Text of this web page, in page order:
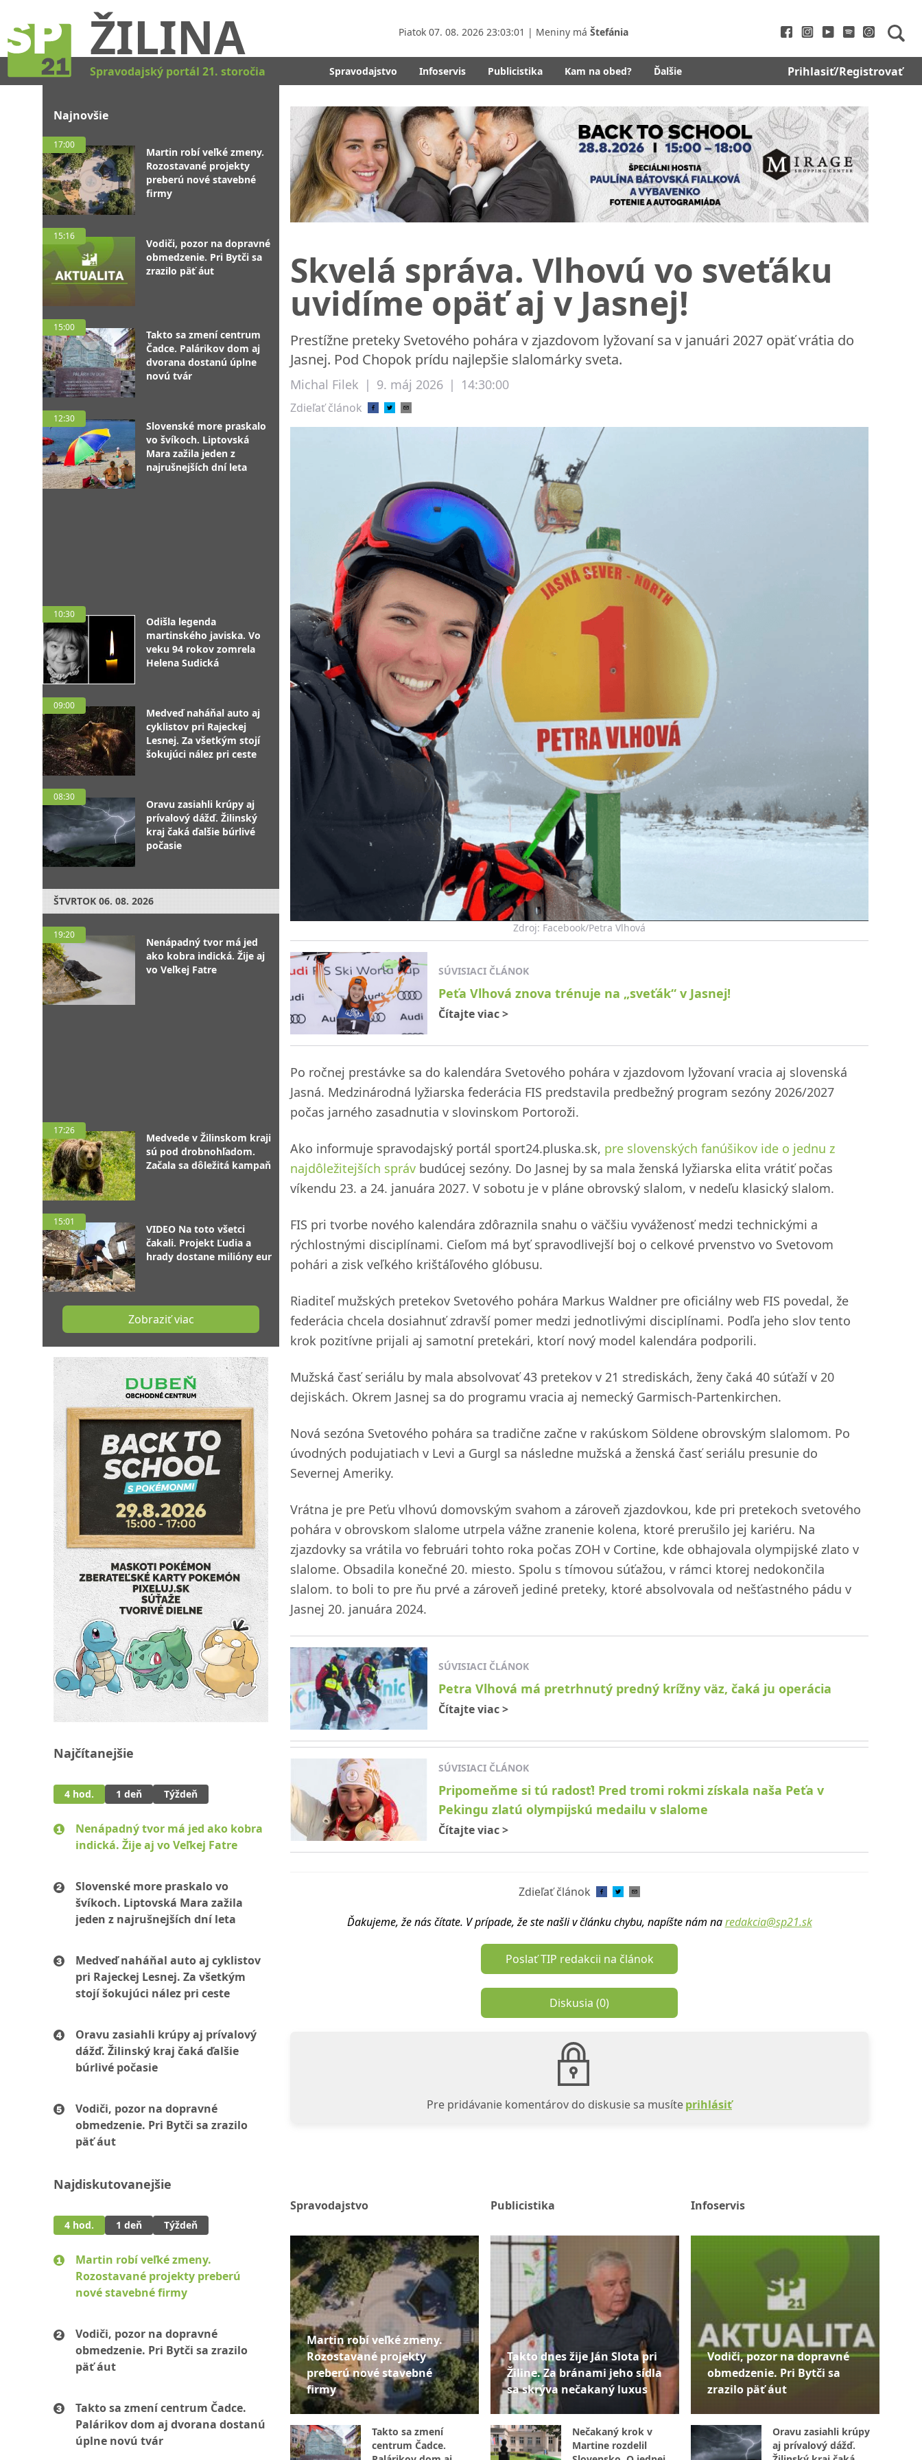
ŽILINA Piatok 07. 08. 2026 23:03:02 | Meniny má Štefánia
Spravodajský portál 21. storočia Spravodajstvo Infoservis Publicistika Kam na obed? Ďalšie Prihlasiť/Registrovať
Najnovšie
17:00
Martin robí veľké zmeny.
Rozostavané projekty
preberú nové stavebné
firmy
15:16
Vodiči, pozor na dopravné
obmedzenie. Pri Bytči sa
zrazilo päť áut
15:00
Takto sa zmení centrum
Čadce. Palárikov dom aj
dvorana dostanú úplne
novú tvár
12:30
Slovenské more praskalo
vo švíkoch. Liptovská
Mara zažila jeden z
najrušnejších dní leta
10:30
Odišla legenda
martinského javiska. Vo
veku 94 rokov zomrela
Helena Sudická
09:00
Medveď naháňal auto aj
cyklistov pri Rajeckej
Lesnej. Za všetkým stojí
šokujúci nález pri ceste
08:30
Oravu zasiahli krúpy aj
prívalový dážď. Žilinský
kraj čaká ďalšie búrlivé
počasie
ŠTVRTOK 06. 08. 2026
19:20
Nenápadný tvor má jed
ako kobra indická. Žije aj
vo Veľkej Fatre
17:26
Medvede v Žilinskom kraji
sú pod drobnohľadom.
Začala sa dôležitá kampaň
15:01
VIDEO Na toto všetci
čakali. Projekt Ľudia a
hrady dostane milióny eur
Zobraziť viac
Najčítanejšie
4 hod. 1 deň Týždeň
Nenápadný tvor má jed ako kobra
indická. Žije aj vo Veľkej Fatre
Slovenské more praskalo vo
švíkoch. Liptovská Mara zažila
jeden z najrušnejších dní leta
Medveď naháňal auto aj cyklistov
pri Rajeckej Lesnej. Za všetkým
stojí šokujúci nález pri ceste
Oravu zasiahli krúpy aj prívalový
dážď. Žilinský kraj čaká ďalšie
búrlivé počasie
Vodiči, pozor na dopravné
obmedzenie. Pri Bytči sa zrazilo
päť áut
Najdiskutovanejšie
4 hod. 1 deň Týždeň
Martin robí veľké zmeny.
Rozostavané projekty preberú
nové stavebné firmy
Vodiči, pozor na dopravné
obmedzenie. Pri Bytči sa zrazilo
päť áut
Takto sa zmení centrum Čadce.
Palárikov dom aj dvorana dostanú
úplne novú tvár
Skvelá správa. Vlhovú vo sveťáku
uvidíme opäť aj v Jasnej!
Prestížne preteky Svetového pohára v zjazdovom lyžovaní sa v januári 2027 opäť vrátia do
Jasnej. Pod Chopok prídu najlepšie slalomárky sveta.
Michal Filek | 9. máj 2026 | 14:30:00
Zdieľať článok
Zdroj: Facebook/Petra Vlhová
SÚVISIACI ČLÁNOK
Peťa Vlhová znova trénuje na „sveťák“ v Jasnej!
Čítajte viac>
Po ročnej prestávke sa do kalendára Svetového pohára v zjazdovom lyžovaní vracia aj slovenská
Jasná. Medzinárodná lyžiarska federácia FIS predstavila predbežný program sezóny 2026/2027
počas jarného zasadnutia v slovinskom Portoroži.
Ako informuje spravodajský portál sport24.pluska.sk, pre slovenských fanúšikov ide o jednu z
najdôležitejších správ budúcej sezóny. Do Jasnej by sa mala ženská lyžiarska elita vrátiť počas
víkendu 23. a 24. januára 2027. V sobotu je v pláne obrovský slalom, v nedeľu klasický slalom.
FIS pri tvorbe nového kalendára zdôraznila snahu o väčšiu vyváženosť medzi technickými a
rýchlostnými disciplínami. Cieľom má byť spravodlivejší boj o celkové prvenstvo vo Svetovom
pohári a zisk veľkého krištáľového glóbusu.
Riaditeľ mužských pretekov Svetového pohára Markus Waldner pre oficiálny web FIS povedal, že
federácia chcela dosiahnuť zdravší pomer medzi jednotlivými disciplínami. Podľa jeho slov tento
krok pozitívne prijali aj samotní pretekári, ktorí nový model kalendára podporili.
Mužská časť seriálu by mala absolvovať 43 pretekov v 21 strediskách, ženy čaká 40 súťaží v 20
dejiskách. Okrem Jasnej sa do programu vracia aj nemecký Garmisch-Partenkirchen.
Nová sezóna Svetového pohára sa tradične začne v rakúskom Söldene obrovským slalomom. Po
úvodných podujatiach v Levi a Gurgl sa následne mužská a ženská časť seriálu presunie do
Severnej Ameriky.
Vrátna je pre Peťu vlhovú domovským svahom a zároveň zjazdovkou, kde pri pretekoch svetového
pohára v obrovskom slalome utrpela vážne zranenie kolena, ktoré prerušilo jej kariéru. Na
zjazdovky sa vrátila vo februári tohto roka počas ZOH v Cortine, kde obhajovala olympijské zlato v
slalome. Obsadila konečné 20. miesto. Spolu s tímovou súťažou, v rámci ktorej nedokončila
slalom. to boli to pre ňu prvé a zároveň jediné preteky, ktoré absolvovala od nešťastného pádu v
Jasnej 20. januára 2024.
SÚVISIACI ČLÁNOK
Petra Vlhová má pretrhnutý predný krížny väz, čaká ju operácia
Čítajte viac>
SÚVISIACI ČLÁNOK
Pripomeňme si tú radosť! Pred tromi rokmi získala naša Peťa v
Pekingu zlatú olympijskú medailu v slalome
Čítajte viac>
Zdieľať článok
Ďakujeme, že nás čítate. V prípade, že ste našli v článku chybu, napíšte nám na redakcia@sp21.sk
Poslať TIP redakcii na článok
Diskusia (0)
Pre pridávanie komentárov do diskusie sa musíteprihlásiť
Spravodajstvo
Martin robí veľké zmeny.
Rozostavané projekty
preberú nové stavebné
firmy
Takto sa zmení
centrum Čadce.
Publicistika
Takto dnes žije Ján Slota pri
Žiline. Za bránami jeho sídla
sa skrýva nečakaný luxus
Nečakaný krok v
Martine rozdelil
Infoservis
Vodiči, pozor na dopravné
obmedzenie. Pri Bytči sa
zrazilo päť áut
Oravu zasiahli krúpy
aj prívalový dážď.